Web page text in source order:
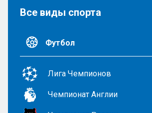
Все виды спорта
Футбол
Лига Чемпионов
Чемпионат Англии